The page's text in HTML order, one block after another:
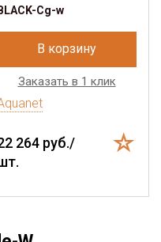
BLACK-Cg-w
В корзину
Заказать в 1 клик
264 руб./